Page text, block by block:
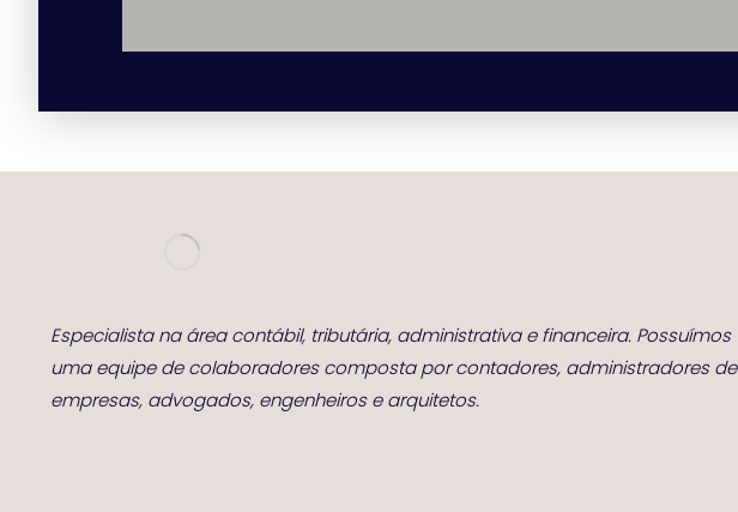
Especialista na área contábil, tributária, administrativa e financeira. Possuímos
uma equipe de colaboradores composta por contadores, administradores de
empresas, advogados, engenheiros e arquitetos.